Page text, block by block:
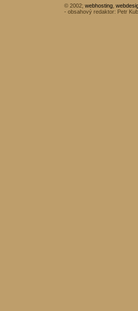
© 2002; webhosting
- obsahový redaktor: Petr